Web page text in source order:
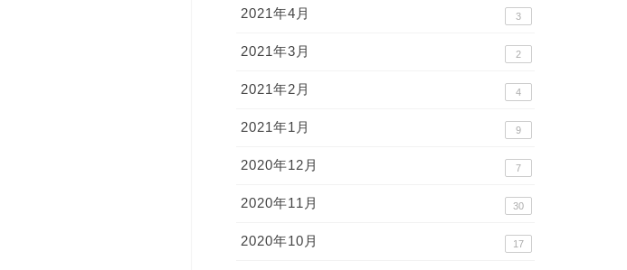
2021年4月 3
2021年3月 2
2021年2月 4
2021年1月 9
2020年12月 7
2020年11月 30
2020年10月 17